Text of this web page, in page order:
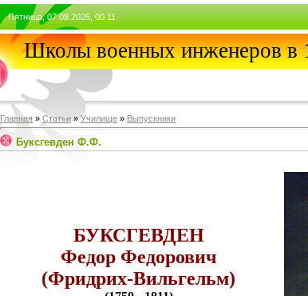
Пятница, 07.08.2026, 00:11
Школы военных инженеров в
Главная » Статьи »Училищe » Выпускники
Буксгевден Ф.Ф.
БУКСГЕВДЕН
Федор Федорович
(Фридрих-Вильгельм)